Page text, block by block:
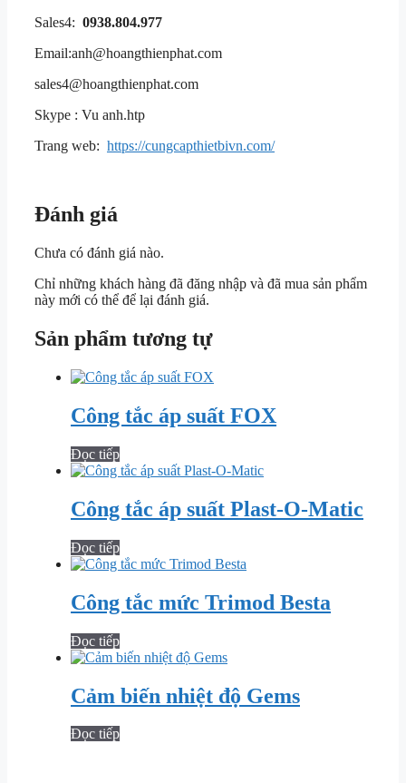
Sales4: 0938.804.977
Email:anh@hoangthienphat.com
sales4@hoangthienphat.com
Skype : Vu anh.htp
Trang web: https://cungcapthietbivn.com/
Đánh giá
Chưa có đánh giá nào.
Chỉ những khách hàng đã đăng nhập và đã mua sản phẩm
này mới có thể để lại đánh giá.
Sản phẩm tương tự
Công tắc áp suất FOX
Đọc tiếp
Công tắc áp suất Plast-O-Matic
Đọc tiếp
Công tắc mức Trimod Besta
Đọc tiếp
Cảm biến nhiệt độ Gems
Đọc tiếp